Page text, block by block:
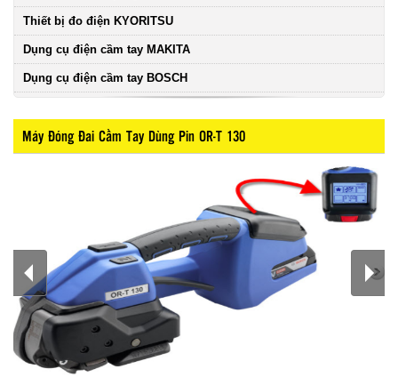
Thiết bị đo điện KYORITSU
Dụng cụ điện cầm tay MAKITA
Dụng cụ điện cầm tay BOSCH
Máy Đóng Đai Cầm Tay Dùng Pin OR-T 130